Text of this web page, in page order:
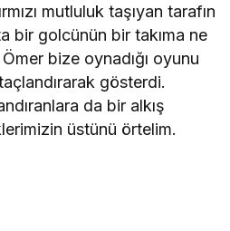
mutluluk taşıyan tarafın
bir golcünün bir takıma ne
bize oynadığı oyunu
gösterdi.
da bir alkış
üstünü örtelim.